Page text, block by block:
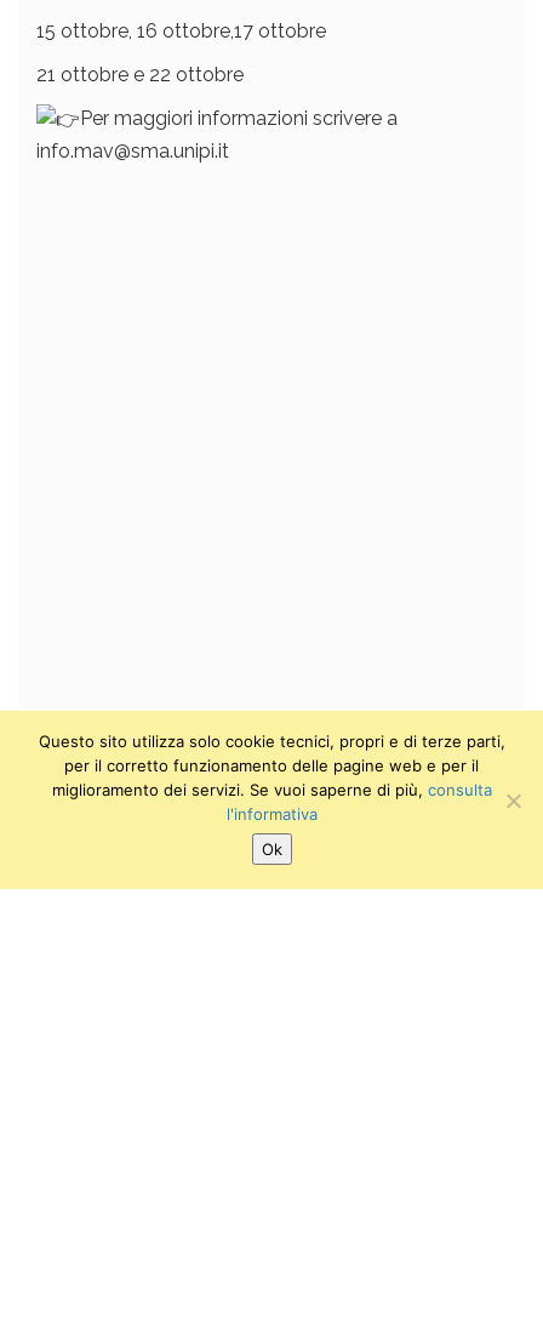
15 ottobre, 16 ottobre,17 ottobre
21 ottobre e 22 ottobre
Per maggiori informazioni scrivere a
info.mav@sma.unipi.it
Questo sito utilizza solo cookie tecnici, propri e di terze parti,
per il corretto funzionamento delle pagine web e per il
miglioramento dei servizi. Se vuoi saperne di più, consulta
l'informativa
Ok